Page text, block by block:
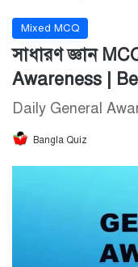
Mixed MCQ
সাধারণ জ্ঞান
Awareness |
Daily General
Bangla Quiz